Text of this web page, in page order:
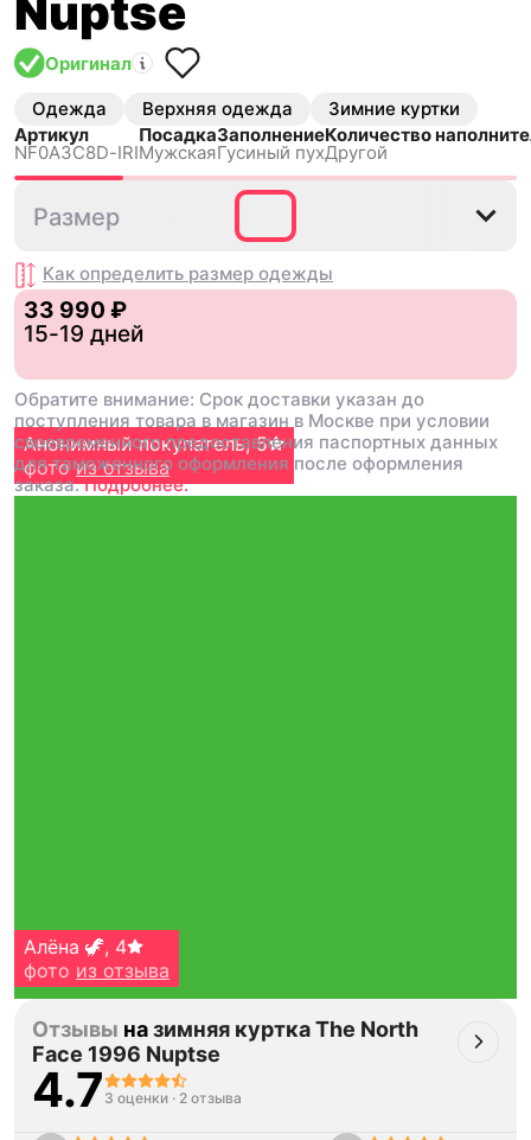
Nuptse
Оригинал
Одежда Верхняя одежда
Зимние куртки
Артикул
NF0A3C8D-IRI
Посадка
Мужская
Заполнение
Гусиный пух
Количество
Другой
Размер
Как определить размер одежды
33 990 ₽
15-19 дней
Обратите внимание: Срок доставки указан до
поступления товара в магазин в Москве при условии
своевременного предоставления паспортных данных
для таможенного оформления после оформления
заказа. Подробнее.
Анонимный покупатель, 5
фотоиз отзыва
Анонимный покупатель, 5
фотоиз отзыва
Алёна 🦖, 4
фото из отзыва
Отзывы назимняя куртка The North
Face 1996 Nuptse
4.7 3 оценки · 2 отзыва